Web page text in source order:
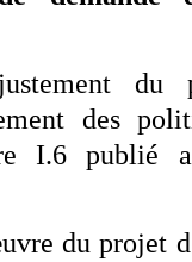
du
des
I.6 publié
du projet